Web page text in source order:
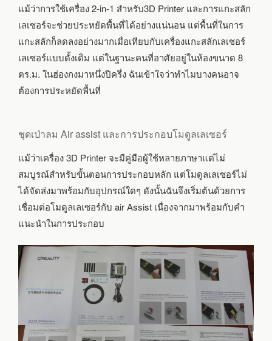
แม้ว่าการใช้เครื่อง 2-in-1 สำหรับ3D Printer และการแกะสลัก
เลเซอร์จะช่วยประหยัดพื้นที่ได้อย่างแน่นอน แต่พื้นที่ในการ
แกะสลักก็ลดลงอย่างมากเมื่อเทียบกับเครื่องแกะสลักเลเซอร์
เลเซอร์แบบดั้งเดิม แต่ในฐานะคนที่อาศัยอยู่ในห้องขนาด 8
ตร.ม. ในฮ่องกงมาหนึ่งปีครึ่ง ฉันเข้าใจว่าทำไมบางคนอาจ
ต้องการประหยัดพื้นที่
ชุดเป่าลม Air assist และการประกอบโมดูลเลเซอร์
แม้ว่าเครื่อง 3D Printer จะมีคู่มือผู้ใช้หลายภาษาแต่ไม่
สมบูรณ์สำหรับขั้นตอนการประกอบหลัก แต่โมดูลเลเซอร์ไม่
ได้จัดส่งมาพร้อมกับอุปกรณ์ใดๆ ดังนั้นฉันจึงเริ่มต้นด้วยการ
เชื่อมต่อโมดูลเลเซอร์กับ air Assist เนื่องจากมาพร้อมกับคำ
แนะนำในการประกอบ